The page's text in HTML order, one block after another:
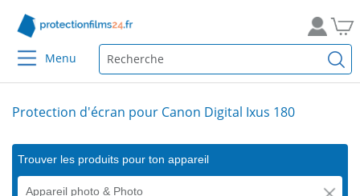
Menu
Protection d'écran pour Canon Digital Ixus 180
Trouver les produits pour ton appareil
Appareil photo & Photo